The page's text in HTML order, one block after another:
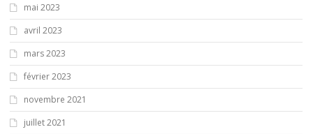
mai 2023
avril 2023
mars 2023
février 2023
novembre 2021
juillet 2021